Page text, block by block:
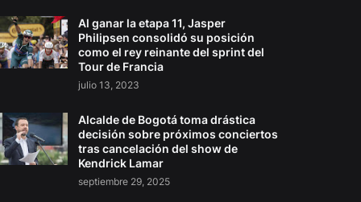
Al ganar la etapa 11, Jasper
Philipsen consolidó su posición
como el rey reinante del sprint del
Tour de Francia
julio 13, 2023
Alcalde de Bogotá toma drástica
decisión sobre próximos conciertos
tras cancelación del show de
Kendrick Lamar
septiembre 29, 2025